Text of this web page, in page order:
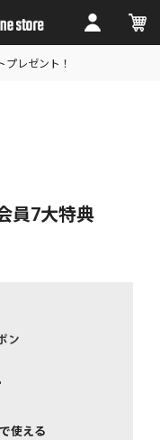
レゼント！
員7大特典
使える